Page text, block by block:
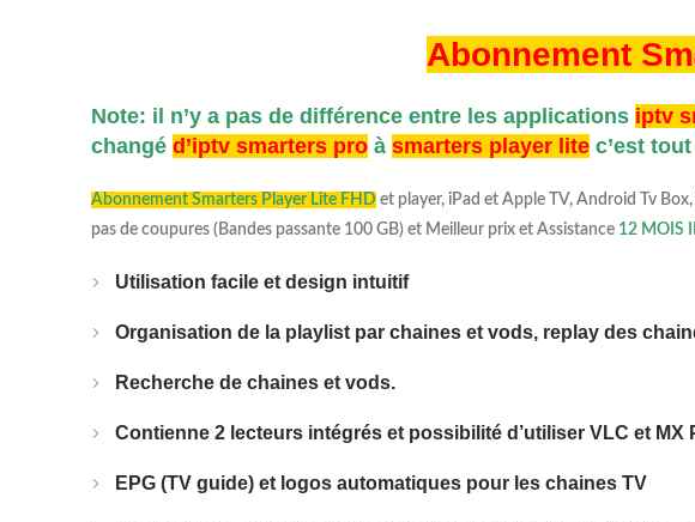
Abonnement
Note: il n’y a pas de différence entre les applications iptv
changé d’iptv smarters pro à smarters player lite c’est
Abonnement Smarters Player Lite FHD et player, iPad et Apple TV, Android Tv Box,
pas de coupures (Bandes passante 100 GB) et Meilleur prix et Assistance 12 MOIS
Utilisation facile et design intuitif
Organisation de la playlist par chaines et vods, replay des
Recherche de chaines et vods.
Contienne 2 lecteurs intégrés et possibilité d’utiliser VLC et MX
EPG (TV guide) et logos automatiques pour les chaines TV